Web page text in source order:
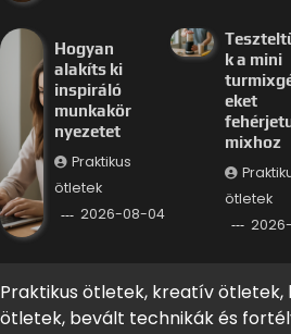
Hogyan
alakíts ki
inspiráló
munkakör
nyezetet
Praktikus
ötletek
2026-08-04
k a mini
eket
mixhoz
ötletek
Praktikus ötletek, kreatív ötletek,
ötletek, bevált technikák és